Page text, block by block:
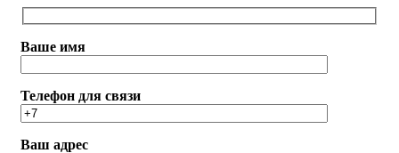
Ваше имя
Телефон для связи
Ваш адрес